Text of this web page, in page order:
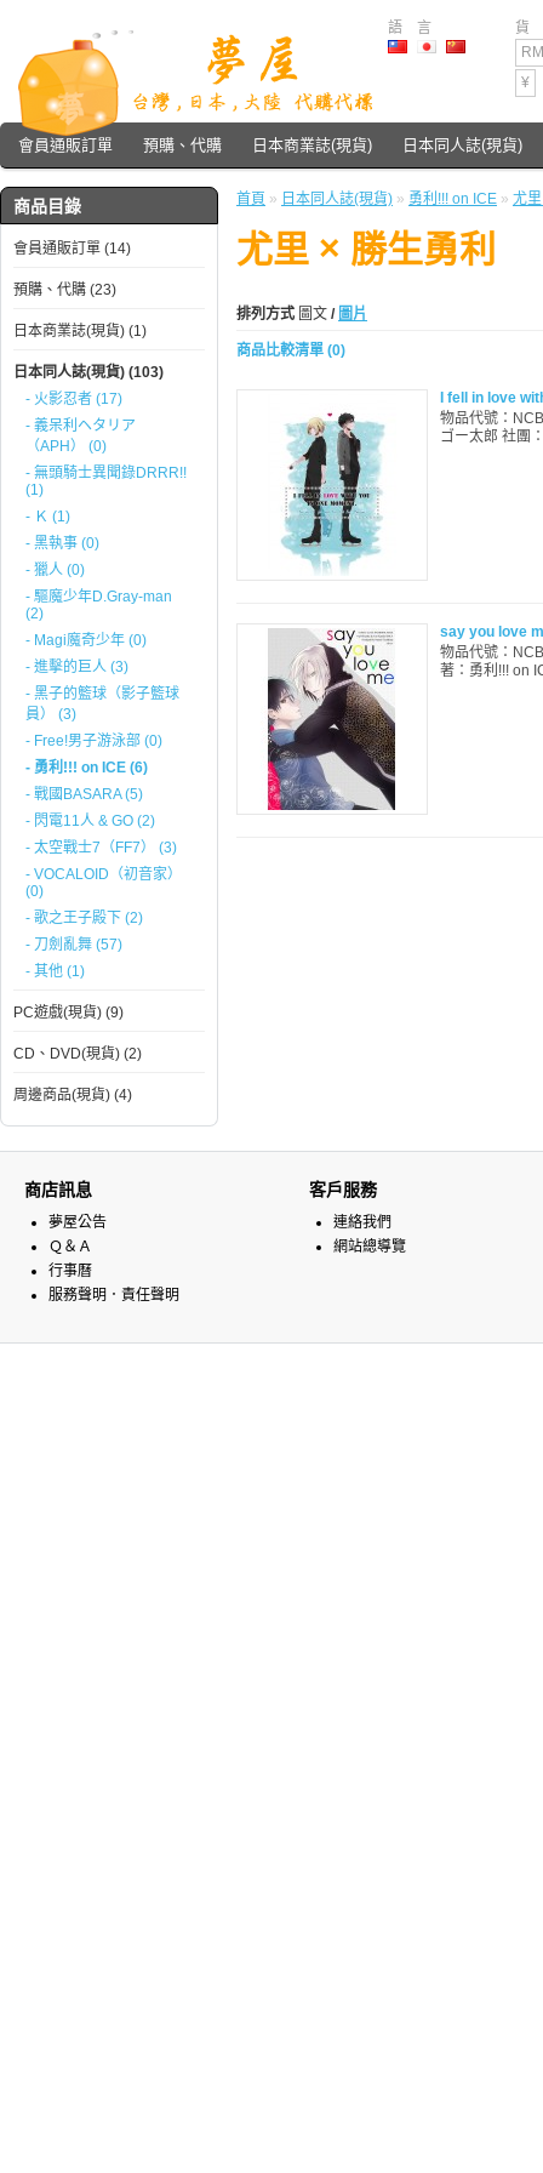
語 言
貨
¥
會員通販訂單 預購、代購 日本商業誌(現貨) 日本同人誌(現貨)
商品目錄
會員通販訂單 (14)
預購、代購 (23)
日本商業誌(現貨) (1)
日本同人誌(現貨) (103)
- 火影忍者 (17)
- 義呆利ヘタリア
（APH） (0)
- 無頭騎士異聞錄DRRR!!
(1)
- Ｋ (1)
- 黑執事 (0)
- 獵人 (0)
- 驅魔少年D.Gray-man
(2)
- Magi魔奇少年 (0)
- 進擊的巨人 (3)
- 黑子的籃球（影子籃球
員） (3)
- Free!男子游泳部 (0)
- 勇利!!! on ICE (6)
- 戰國BASARA (5)
- 閃電11人 & GO (2)
- 太空戰士7（FF7） (3)
- VOCALOID（初音家）
(0)
- 歌之王子殿下 (2)
- 刀劍亂舞 (57)
- 其他 (1)
PC遊戲(現貨) (9)
CD、DVD(現貨) (2)
周邊商品(現貨) (4)
首頁 » 日本同人誌(現貨) » 勇利!!! on ICE » 尤
尤里 × 勝生勇利
排列方式 圖文 / 圖片
商品比較清單 (0)
I fell in love
物品代號：
ゴー太郎 社團
say you love
物品代號：
著：勇利!!! on
商店訊息
夢屋公告
Ｑ＆Ａ
行事曆
服務聲明．責任聲明
客戶服務
連絡我們
網站總導覽